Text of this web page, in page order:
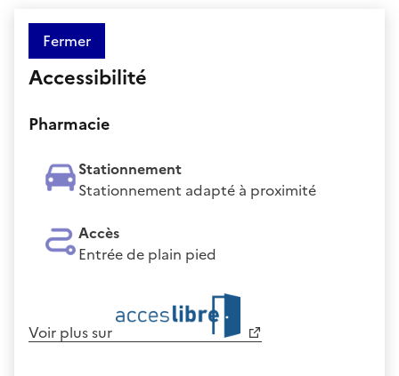
Fermer
Accessibilité
Pharmacie
Stationnement
Stationnement adapté à proximité
Accès
Entrée de plain pied
Voir plus sur